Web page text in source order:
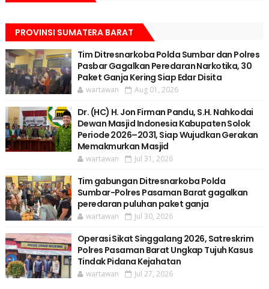
PROVINSI SUMATERA BARAT
Tim Ditresnarkoba Polda Sumbar dan Polres
Pasbar Gagalkan Peredaran Narkotika, 30
Paket Ganja Kering Siap Edar Disita
wartawan Aug 01, 2026
Dr. (HC) H. Jon Firman Pandu, S.H. Nahkodai
Dewan Masjid Indonesia Kabupaten Solok
Periode 2026–2031, Siap Wujudkan Gerakan
Memakmurkan Masjid
wartawan Jul 31, 2026
Tim gabungan Ditresnarkoba Polda
Sumbar-Polres Pasaman Barat gagalkan
peredaran puluhan paket ganja
wartawan Jul 30, 2026
Operasi Sikat Singgalang 2026, Satreskrim
Polres Pasaman Barat Ungkap Tujuh Kasus
Tindak Pidana Kejahatan
wartawan Jul 27, 2026